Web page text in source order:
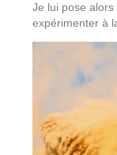
Je lui pose alors
expérimenter à